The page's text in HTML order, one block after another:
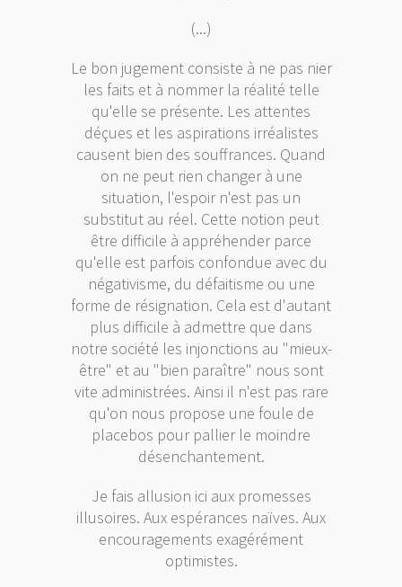
(...)
Le bon jugement consiste à ne pas nier
les faits et à nommer la réalité telle
qu'elle se présente. Les attentes
déçues et les aspirations irréalistes
causent bien des souffrances. Quand
on ne peut rien changer à une
situation, l'espoir n'est pas un
substitut au réel. Cette notion peut
être difficile à appréhender parce
qu'elle est parfois confondue avec du
négativisme, du défaitisme ou une
forme de résignation. Cela est d'autant
plus difficile à admettre que dans
notre société les injonctions au "mieux-
être" et au "bien paraître" nous sont
vite administrées. Ainsi il n'est pas rare
qu'on nous propose une foule de
placebos pour pallier le moindre
désenchantement.
Je fais allusion ici aux promesses
illusoires. Aux espérances naïves. Aux
encouragements exagérément
optimistes.